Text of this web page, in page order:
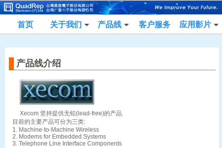
首页 关于我们 产品线 客户服务 应用影片
产品线介绍
Xecom 坚持提供无铅(lead-free)的产品.
目前的主要产品可分为三类:
1. Machine-to-Machine Wireless
2. Modems for Embedded Systems
3. Telephone Line Interface Components